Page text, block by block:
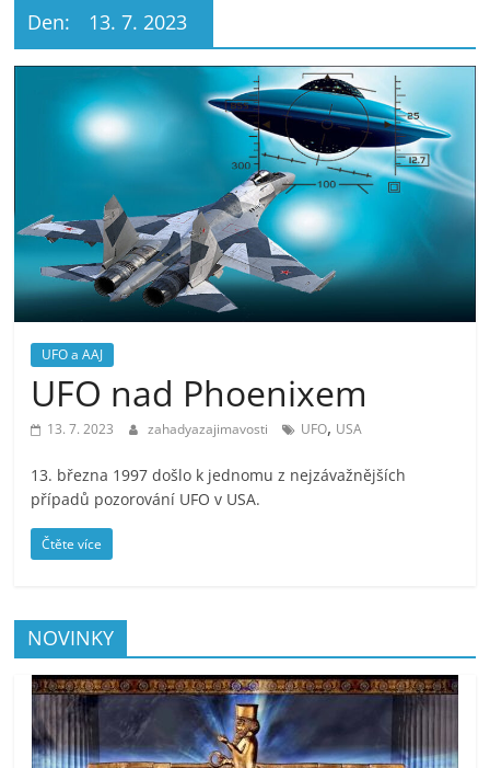
Den: 13. 7. 2023
UFO a AAJ
UFO nad Phoenixem
13. 7. 2023 zahadyazajimavosti UFO, USA
13. března 1997 došlo k jednomu z nejzávažnějších
případů pozorování UFO v USA.
Čtěte více
NOVINKY